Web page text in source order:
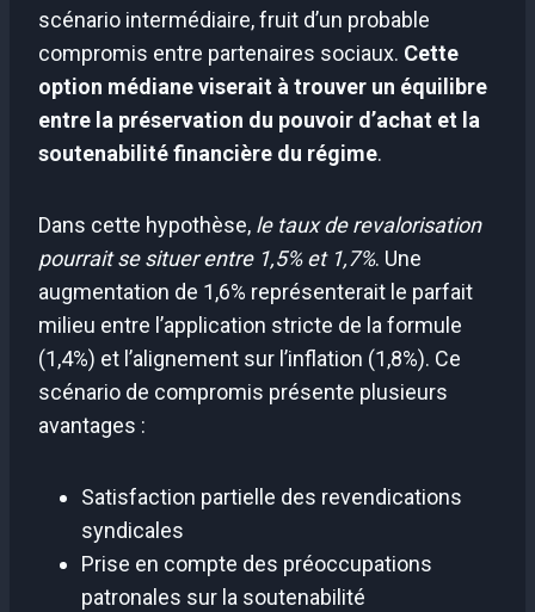
scénario intermédiaire, fruit d’un probable
compromis entre partenaires sociaux. Cette
option médiane viserait à trouver un équilibre
entre la préservation du pouvoir d’achat et la
soutenabilité financière du régime.
Dans cette hypothèse, le taux de revalorisation
pourrait se situer entre 1,5% et 1,7%. Une
augmentation de 1,6% représenterait le parfait
milieu entre l’application stricte de la formule
(1,4%) et l’alignement sur l’inflation (1,8%). Ce
scénario de compromis présente plusieurs
avantages :
Satisfaction partielle des revendications
syndicales
Prise en compte des préoccupations
patronales sur la soutenabilité